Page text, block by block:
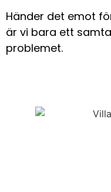
Händer det emot
är vi bara ett
problemet.